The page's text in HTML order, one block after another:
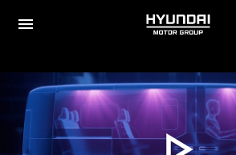
HYUNDAI